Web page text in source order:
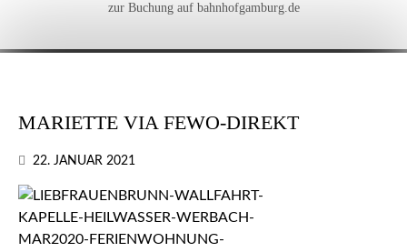
zur Buchung auf bahnhofgamburg.de
MARIETTE VIA FEWO-DIREKT
22. JANUAR 2021